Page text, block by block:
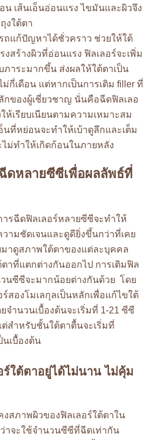
เส้นเอ็นอ่อนแรง ไขมันและผิวจึง
งใต้ตา
ถแก้ปัญหาได้ชั่วคราว ช่วยให้ใต้
สร้างผิวที่อ่อนแรง ฟิลเลอร์จะเพิ่ม
ภาระมากขึ้น ส่งผลให้ใต้ตาเป็น
กี่เดือน แต่หากเป็นการเติม filler ที่
กของผู้เชี่ยวชาญ นั่นคือฉีดฟิลเลอ
ห้เรียบเนียนตามความเหมาะสม
นที่หย่อนจะทำให้เบ้าดูลึกและเต็ม
ม่ทำให้เกิดก้อนในภายหลัง
ดหลายซีซีเพื่อผลลัพธ์ที่
ารฉีดฟิลเลอร์หลายซีซีจะทำให้
ามชัดเจนและดูดียิ่งขึ้นกว่าที่เคย
าดูสภาพใต้ตาของแต่ละบุคคล
าที่แตกต่างกันออกไป การเติมฟิล
นซีซีจะมากน้อยต่างกันด้วย โดย
สองโมเลกุลเป็นหลักเพื่อแก้ไขใต้
ำนวนเบื้องต้นจะเริ่มที่ 1-21 ซีซี
สำหรับชั้นใต้ตาตื้นจะเริ่มที่
เบื้องต้น
ร์ใต้ตาอยู่ได้ไม่นาน ไม่คุ้ม
งสภาพผิวของฟิลเลอร์ใต้ตาใน
าจะใช้จำนวนซีซีที่ฉีดเท่ากัน